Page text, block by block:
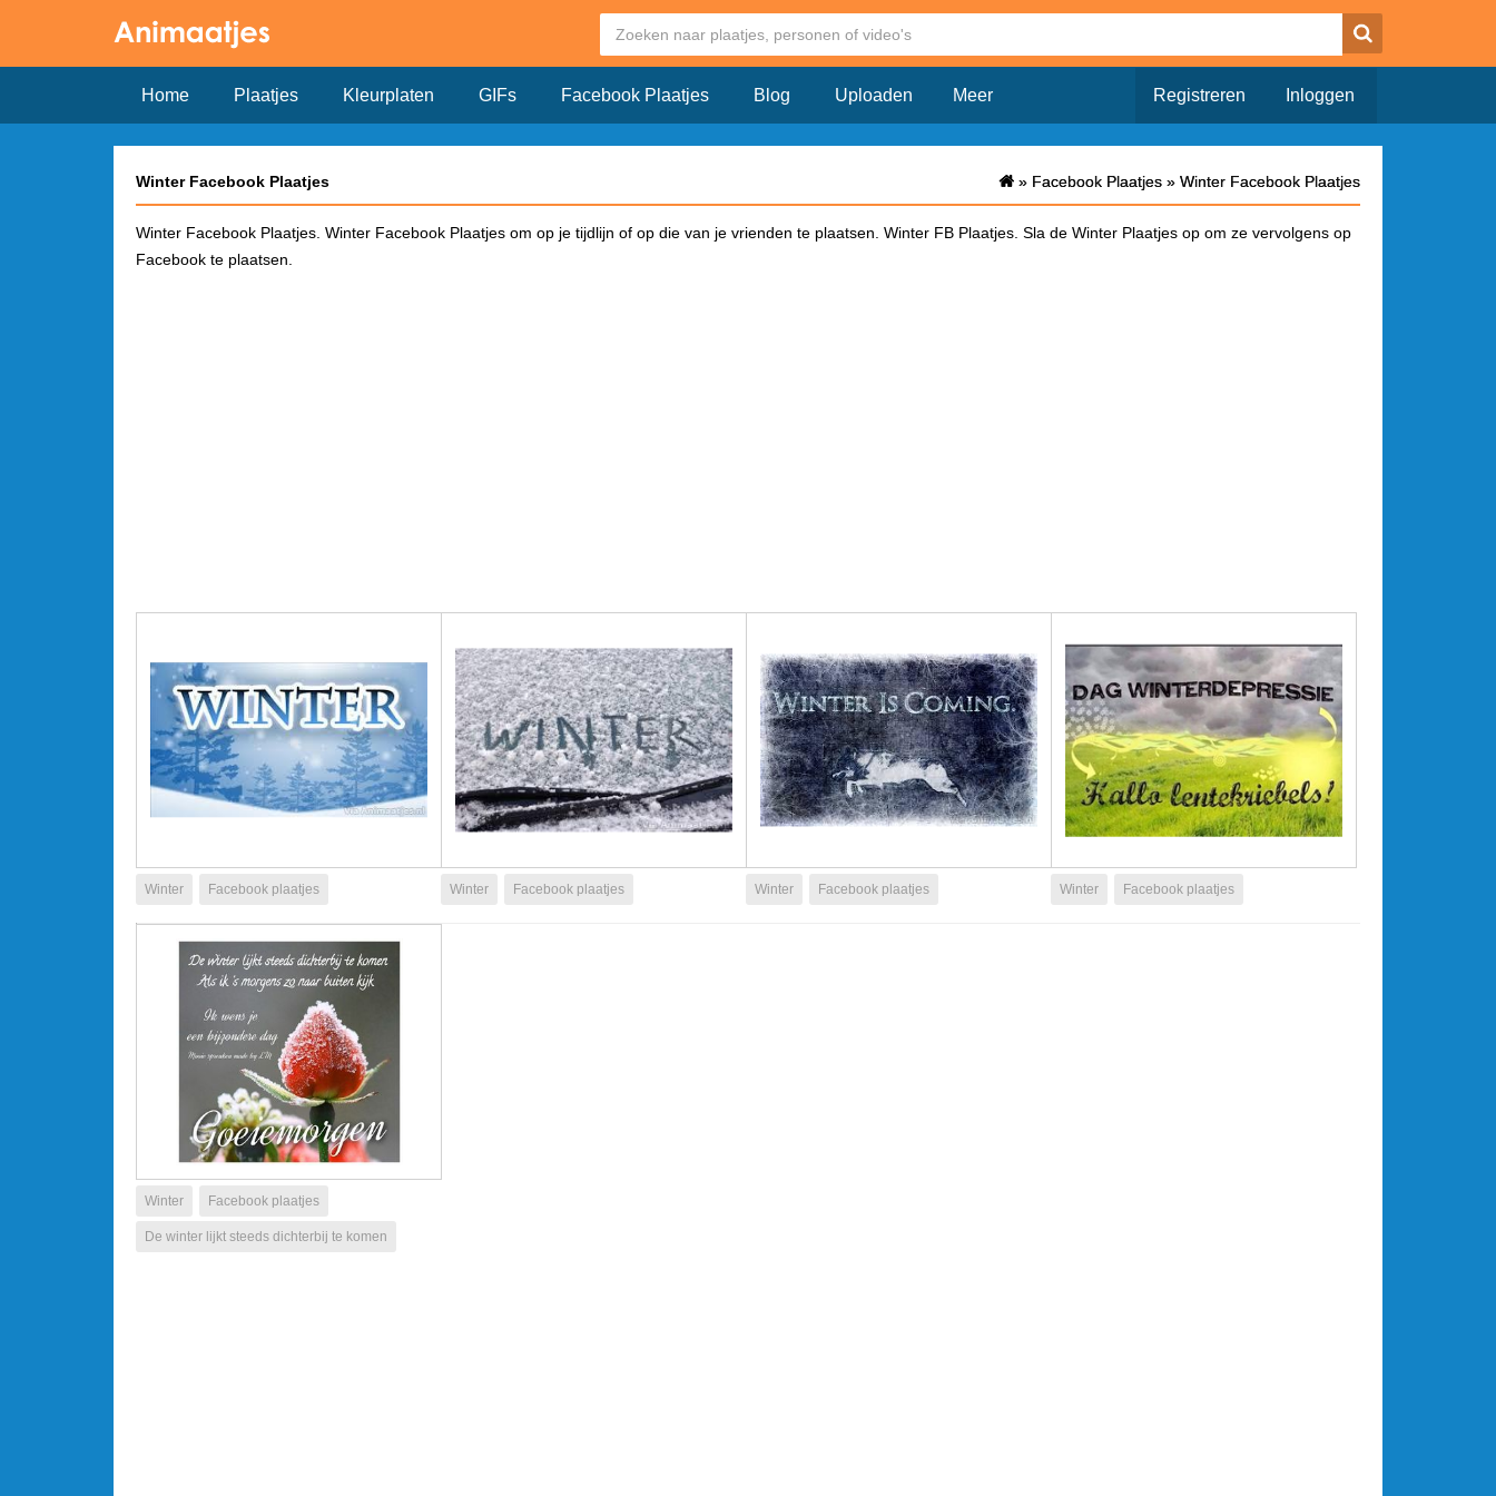
Home Plaatjes Kleurplaten GIFs Facebook Plaatjes Blog Uploaden Meer Registreren Inloggen
Winter Facebook Plaatjes » Facebook Plaatjes » Winter Facebook Plaatjes
» Facebook Plaatjes » Winter Facebook Plaatjes
Winter Facebook Plaatjes. Winter Facebook Plaatjes om op je tijdlijn of op die van je vrienden te plaatsen. Winter FB Plaatjes. Sla de Winter Plaatjes op om ze vervolgens op
Facebook te plaatsen.
Winter Facebook plaatjes Winter Facebook plaatjes Winter Facebook plaatjes Winter Facebook plaatjes
Winter Facebook plaatjes
De winter lijkt steeds dichterbij te komen